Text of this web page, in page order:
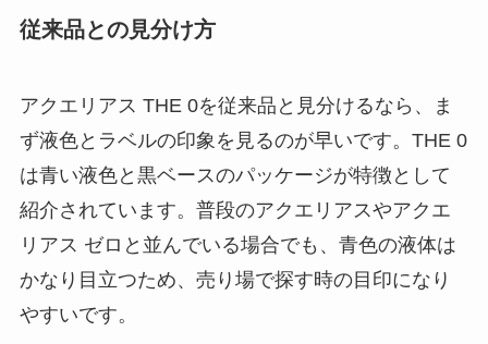
従来品との見分け方
アクエリアス THE 0を従来品と見分けるなら、ま
ず液色とラベルの印象を見るのが早いです。THE 0
は青い液色と黒ベースのパッケージが特徴として
紹介されています。普段のアクエリアスやアクエ
リアス ゼロと並んでいる場合でも、青色の液体は
かなり目立つため、売り場で探す時の目印になり
やすいです。